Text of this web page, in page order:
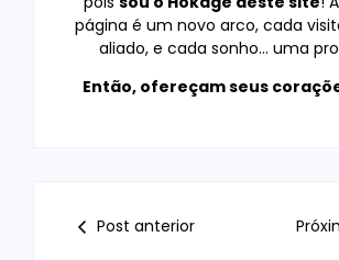
página é um novo arco, cada
aliado, e cada sonho… uma
Então, ofereçam seus
Post anterior